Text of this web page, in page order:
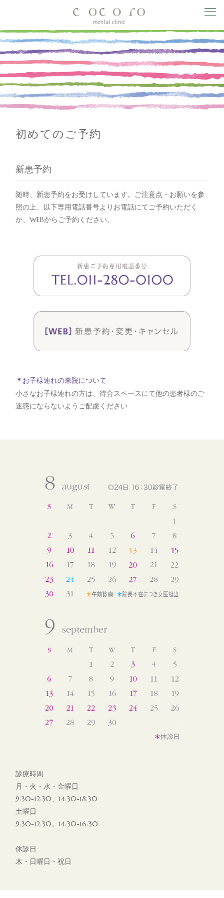
初めてのご予約
新患予約
随時、新患予約をお受けしています。ご注意点・お願いを参
照の上、以下専用電話番号よりお電話にてご予約いただく
か、WEBからご予約ください。
＊ お子様連れの来院について
小さなお子様連れの方は、待合スペースにて他の患者様のご
迷惑にならないようご配慮ください
診療時間
月・火・水・金曜日
9:30-12:30、14:30-18:30
土曜日
9:30-12:30、14:30-16:30
休診日
木・日曜日・祝日